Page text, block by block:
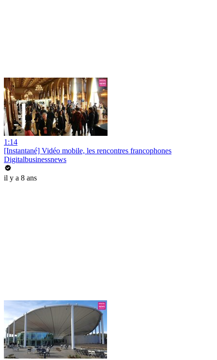
1:14
[Instantané] Vidéo mobile, les rencontres francophones
Digitalbusinessnews
il y a 8 ans